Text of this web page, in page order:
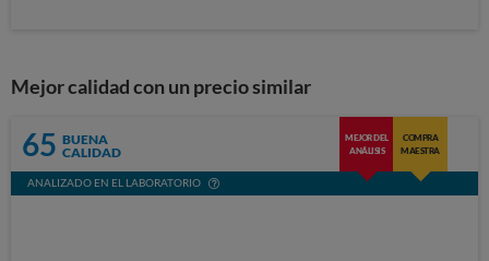
Mejor calidad con un precio similar
65 BUENA
CALIDAD
MEJOR DEL
ANÁLISIS
COMPRA
MAESTRA
ANALIZADO EN EL LABORATORIO